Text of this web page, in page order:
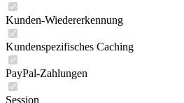
Kunden-Wiedererkennung
Kundenspezifisches Caching
PayPal-Zahlungen
Session